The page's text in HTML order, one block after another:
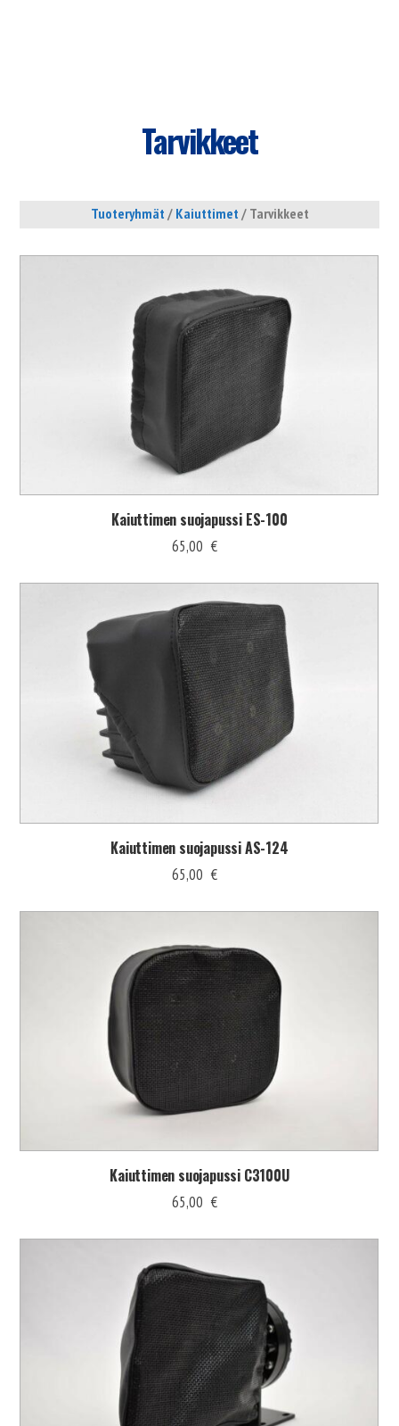
Tarvikkeet
Tuoteryhmät / Kaiuttimet / Tarvikkeet
Kaiuttimen suojapussi ES-100
65,00 €
Kaiuttimen suojapussi AS-124
65,00 €
Kaiuttimen suojapussi C3100U
65,00 €